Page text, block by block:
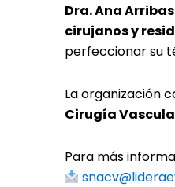
Dra. Ana Arribas
cirujanos y
perfeccionar su
La organización
Cirugía
Para más